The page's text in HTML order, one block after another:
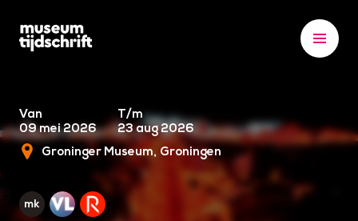
c
n
t
Van
09 mei 2026
T/m
23 aug 2026
Groninger Museum Groningen